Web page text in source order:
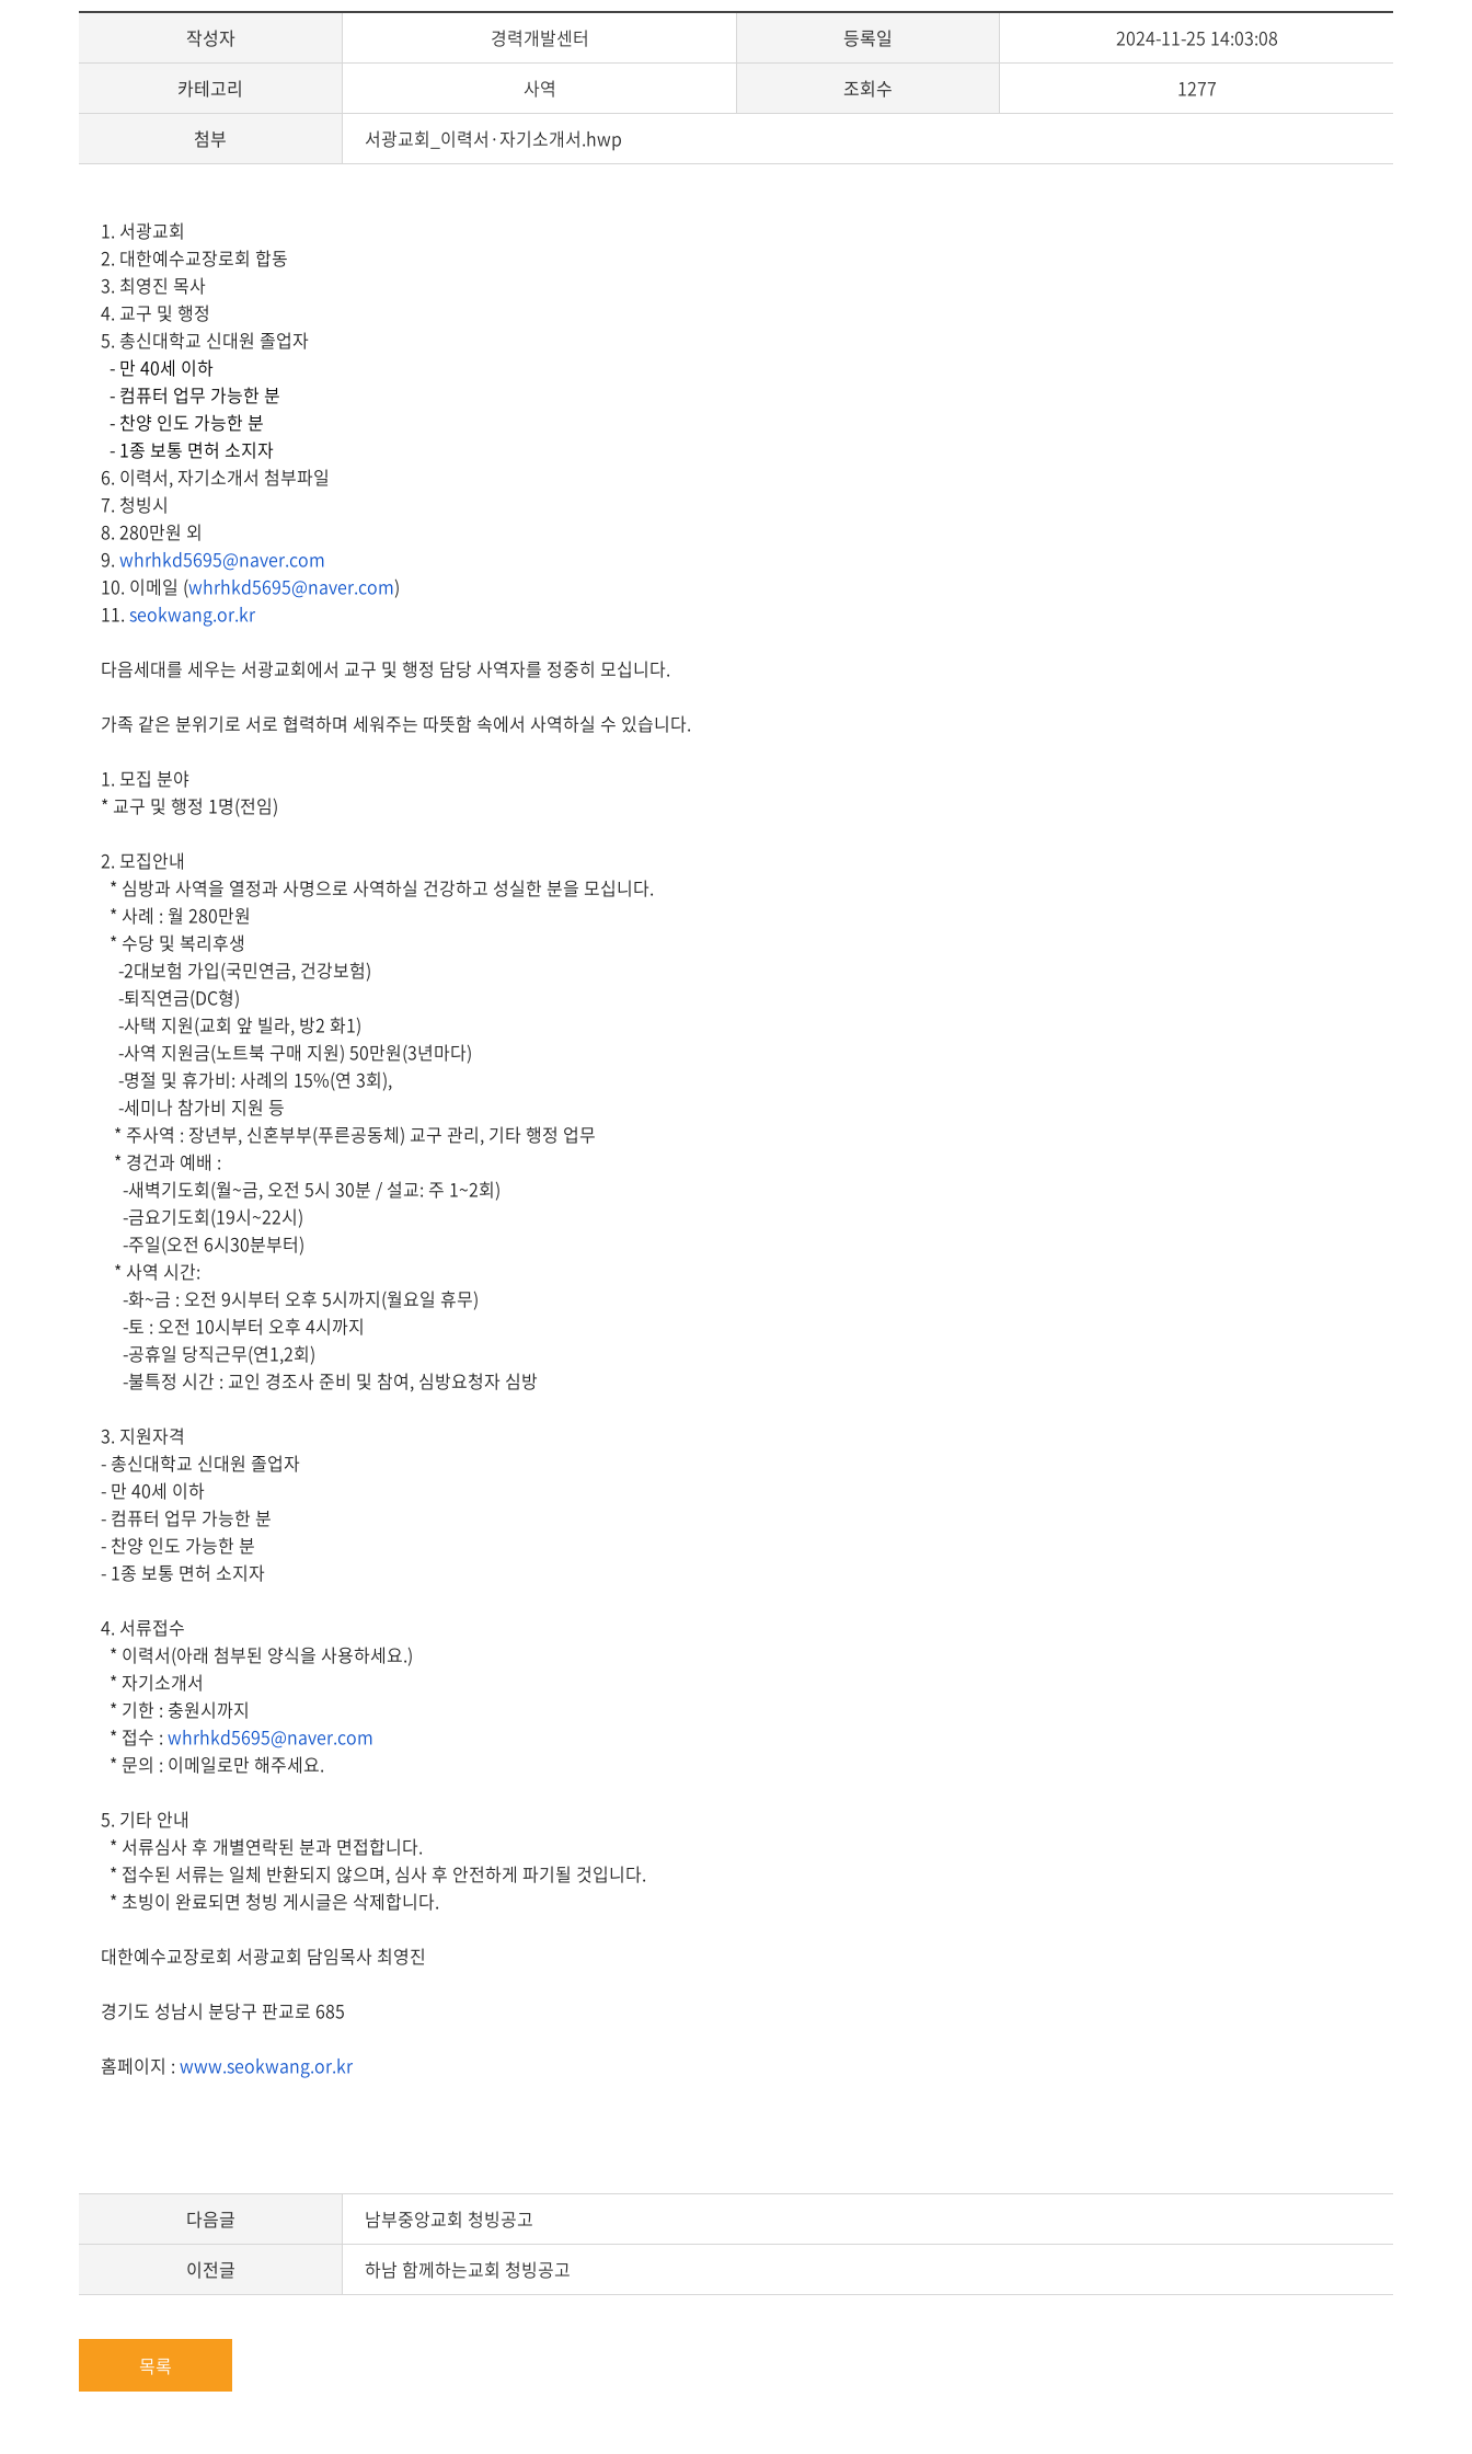
작성자 경력개발센터 등록일
2024-11-25 14:03:08
카테고리
사역 조회수
1277
첨부
서광교회_이력서·자기소개서.hwp
게
시
글
본
문
1. 서광교회
2. 대한예수교장로회 합동
3. 최영진 목사
4. 교구 및 행정
5. 총신대학교 신대원 졸업자
- 만 40세 이하
- 컴퓨터 업무 가능한 분
- 찬양 인도 가능한 분
- 1종 보통 면허 소지자
6. 이력서, 자기소개서 첨부파일
7. 청빙시
8. 280만원 외
9. whrhkd5695@naver.com
10. 이메일 (whrhkd5695@naver.com)
11. seokwang.or.kr
다음세대를 세우는 서광교회에서 교구 및 행정 담당 사역자를 정중히 모십니다.
가족 같은 분위기로 서로 협력하며 세워주는 따뜻함 속에서 사역하실 수 있습니다.
1. 모집 분야
* 교구 및 행정 1명(전임)
2. 모집안내
* 심방과 사역을 열정과 사명으로 사역하실 건강하고 성실한 분을 모십니다.
* 사례 : 월 280만원
* 수당 및 복리후생
-2대보험 가입(국민연금, 건강보험)
-퇴직연금(DC형)
-사택 지원(교회 앞 빌라, 방2 화1)
-사역 지원금(노트북 구매 지원) 50만원(3년마다)
-명절 및 휴가비: 사례의 15%(연 3회),
-세미나 참가비 지원 등
* 주사역 : 장년부, 신혼부부(푸른공동체) 교구 관리, 기타 행정 업무
* 경건과 예배 :
-새벽기도회(월~금, 오전 5시 30분 / 설교: 주 1~2회)
-금요기도회(19시~22시)
-주일(오전 6시30분부터)
* 사역 시간:
-화~금 : 오전 9시부터 오후 5시까지(월요일 휴무)
-토 : 오전 10시부터 오후 4시까지
-공휴일 당직근무(연1,2회)
-불특정 시간 : 교인 경조사 준비 및 참여, 심방요청자 심방
3. 지원자격
- 총신대학교 신대원 졸업자
- 만 40세 이하
- 컴퓨터 업무 가능한 분
- 찬양 인도 가능한 분
- 1종 보통 면허 소지자
4. 서류접수
* 이력서(아래 첨부된 양식을 사용하세요.)
* 자기소개서
* 기한 : 충원시까지
* 접수 : whrhkd5695@naver.com
* 문의 : 이메일로만 해주세요.
5. 기타 안내
* 서류심사 후 개별연락된 분과 면접합니다.
* 접수된 서류는 일체 반환되지 않으며, 심사 후 안전하게 파기될 것입니다.
* 초빙이 완료되면 청빙 게시글은 삭제합니다.
대한예수교장로회 서광교회 담임목사 최영진
경기도 성남시 분당구 판교로 685
홈페이지 : www.seokwang.or.kr
다음글
남부중앙교회 청빙공고
이전글
하남 함께하는교회 청빙공고
목록